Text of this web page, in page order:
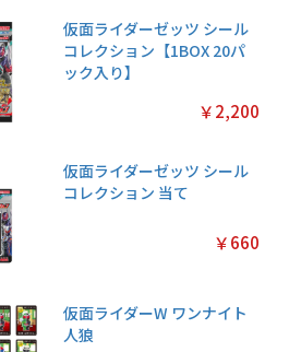
仮面ライダーゼッツ シール
コレクション【1BOX 20パ
ック入り】
￥2,200
仮面ライダーゼッツ シール
コレクション 当て
￥660
仮面ライダーW ワンナイト
人狼